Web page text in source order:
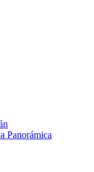
Panorámica